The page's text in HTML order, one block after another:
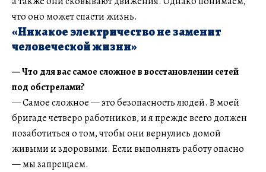
что оно может спасти жизнь.
«Никакое электричество не заменит
человеческой жизни»
— Что для вас самое сложное в восстановлении сетей
под обстрелами?
— Самое сложное — это безопасность людей. В моей
бригаде четверо работников, и я прежде всего должен
позаботиться о том, чтобы они вернулись домой
живыми и здоровыми. Если выполнять работу опасно
— мы запрещаем.